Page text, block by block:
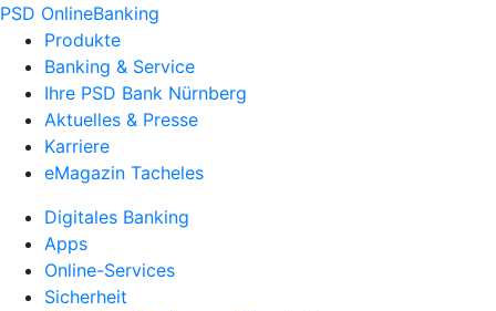
PSD OnlineBanking
Produkte
Banking & Service
Ihre PSD Bank Nürnberg
Aktuelles & Presse
Karriere
eMagazin Tacheles
Digitales Banking
Apps
Online-Services
Sicherheit